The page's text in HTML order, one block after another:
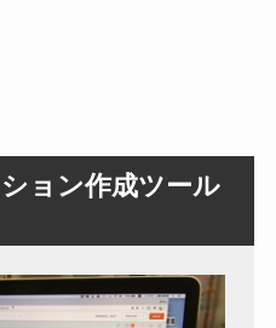
ョン作成ツール